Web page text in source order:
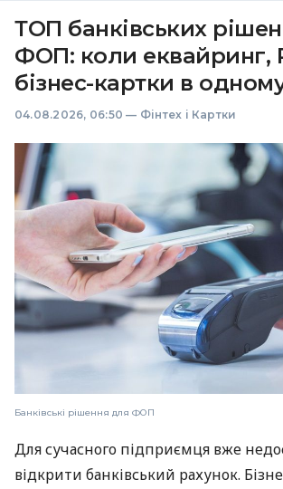
ТОП банківських
ФОП: коли еквайринг,
бізнес-картки в одному
04.08.2026, 06:50 — Фінтех і Картки
Банківські рішення для ФОП
Для сучасного підприємця вже
відкрити банківський рахунок.